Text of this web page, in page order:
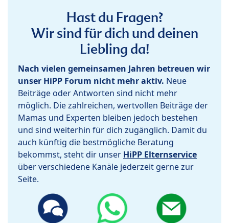
Hast du Fragen?
Wir sind für dich und deinen
Liebling da!
Nach vielen gemeinsamen Jahren betreuen wir
unser HiPP Forum nicht mehr aktiv. Neue
Beiträge oder Antworten sind nicht mehr
möglich. Die zahlreichen, wertvollen Beiträge der
Mamas und Experten bleiben jedoch bestehen
und sind weiterhin für dich zugänglich. Damit du
auch künftig die bestmögliche Beratung
bekommst, steht dir unser HiPP Elternservice
über verschiedene Kanäle jederzeit gerne zur
Seite.